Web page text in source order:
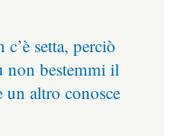
setta, perciò
non bestemmi il
un altro conosce